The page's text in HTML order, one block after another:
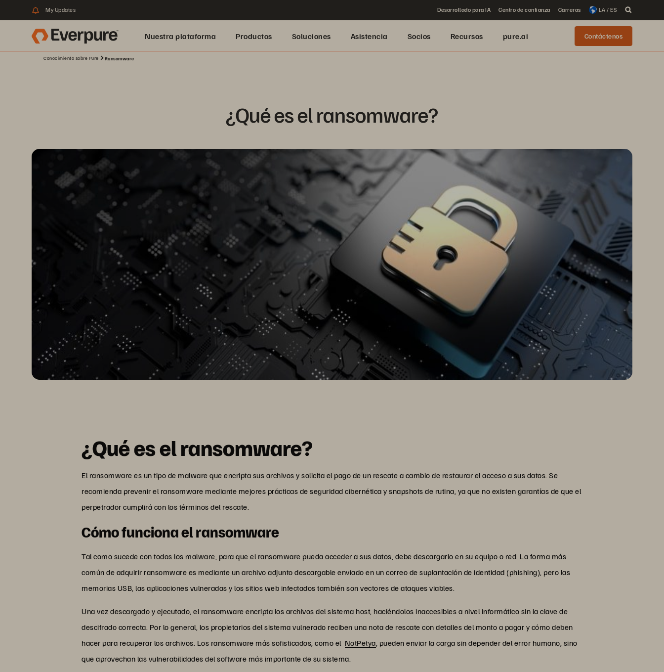
My Updates Desarrollado para IA Centro de confianza Carreras LA / ES
Nuestra plataforma Productos Soluciones Asistencia Socios Recursos pure.ai Contáctenos
Conocimiento sobre Pure Ransomware
¿Qué es el ransomware?
¿Qué es el ransomware?
El ransomware es un tipo de malware que encripta sus archivos y solicita el pago de un rescate a cambio de restaurar el acceso a sus datos. Se
recomienda prevenir el ransomware mediante mejores prácticas de seguridad cibernética y snapshots de rutina, ya que no existen garantías de que el
perpetrador cumplirá con los términos del rescate.
Cómo funciona el ransomware
Tal como sucede con todos los malware, para que el ransomware pueda acceder a sus datos, debe descargarlo en su equipo o red. La forma más
común de adquirir ransomware es mediante un archivo adjunto descargable enviado en un correo de suplantación de identidad (phishing), pero las
memorias USB, las aplicaciones vulneradas y los sitios web infectados también son vectores de ataques viables.
Una vez descargado y ejecutado, el ransomware encripta los archivos del sistema host, haciéndolos inaccesibles a nivel informático sin la clave de
descifrado correcta. Por lo general, los propietarios del sistema vulnerado reciben una nota de rescate con detalles del monto a pagar y cómo deben
hacer para recuperar los archivos. Los ransomware más sofisticados, como el NotPetya , pueden enviar la carga sin depender del error humano, sino
que aprovechan las vulnerabilidades del software más importante de su sistema.